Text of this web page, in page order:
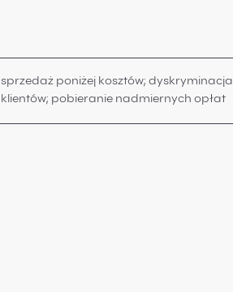
sprzedaż poniżej kosztów; dyskryminacja
klientów; pobieranie nadmiernych opłat